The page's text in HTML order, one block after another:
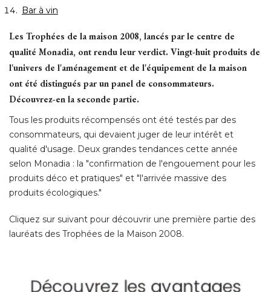
Bar à vin
Les Trophées de la maison 2008, lancés par le centre de
qualité Monadia, ont rendu leur verdict. Vingt-huit produits de
l'univers de l'aménagement et de l'équipement de la maison
ont été distingués par un panel de consommateurs.
Découvrez-en la seconde partie.
Tous les produits récompensés ont été testés par des
consommateurs, qui devaient juger de leur intérêt et
qualité d'usage. Deux grandes tendances cette année
selon Monadia : la "confirmation de l'engouement pour les
produits déco et pratiques" et "l'arrivée massive des
produits écologiques."
Cliquez sur suivant pour découvrir une première partie des
lauréats des Trophées de la Maison 2008.